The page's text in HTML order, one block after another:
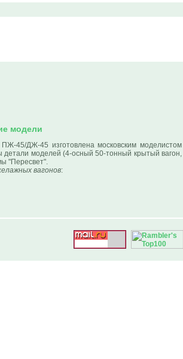
модели
45/ДЖ-45 изготовлена московским моделистом
детали моделей (4-осный 50-тонный крытый вагон,
"Пересвет".
вагонов: